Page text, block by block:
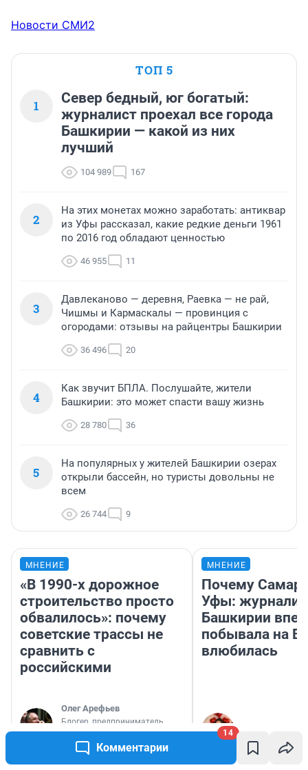
Комментарии
14
Новости СМИ2
ТОП 5
1
Север бедный, юг богатый:
журналист проехал все города
Башкирии — какой из них
лучший
104 989 167
2
На этих монетах можно заработать: антиквар
из Уфы рассказал, какие редкие деньги 1961
по 2016 год обладают ценностью
46 955 11
3
Давлеканово — деревня, Раевка — не рай,
Чишмы и Кармаскалы — провинция с
огородами: отзывы на райцентры Башкирии
36 496 20
4
Как звучит БПЛА. Послушайте, жители
Башкирии: это может спасти вашу жизнь
28 780 36
5
На популярных у жителей Башкирии озерах
открыли бассейн, но туристы довольны не
всем
26 744 9
МНЕНИЕ
«В 1990-х дорожное
строительство просто
обвалилось»: почему
советские трассы не
сравнить с
российскими
Олег Арефьев
Блогер, предприниматель,
владелец в транспортном
бизнесе
МНЕНИЕ
Почему
Уфы:
Башкирии
побывала на
влюбилась